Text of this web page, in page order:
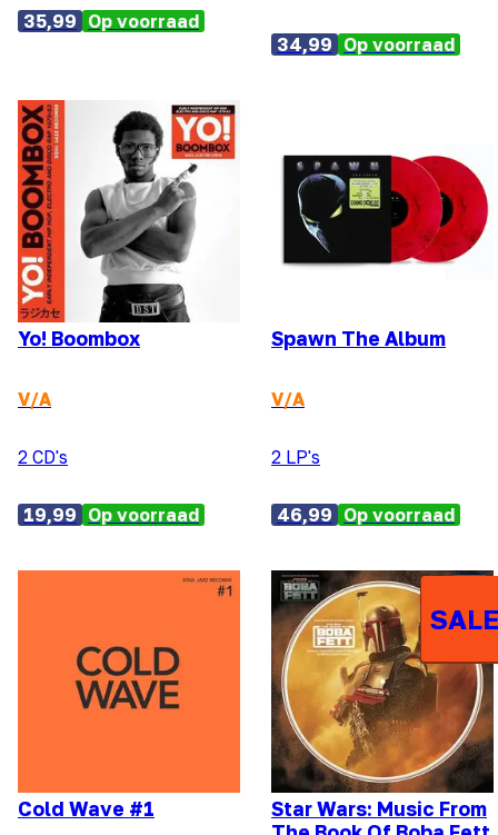
35,99 Op voorraad
34,99 Op voorraad
Yo! Boombox
V/A
2 CD's
19,99 Op voorraad
Spawn The Album
V/A
2 LP's
46,99 Op voorraad
Cold Wave #1
Star Wars: Music From